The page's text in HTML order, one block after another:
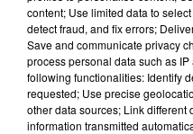
content; Use limited data to
detect fraud, and fix errors;
Save and communicate privacy
process personal data such as
following functionalities: Identify
requested; Use precise
other data sources; Link different
information transmitted